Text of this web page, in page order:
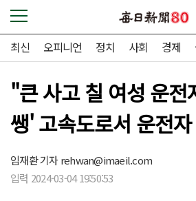
최신 오피니언 정치 사회 경제
"큰 사고 칠 여성 운
쌩' 고속도로서 운전
임재환 기자rehwan@imaeil.com
입력 2024-03-04 19:50:53